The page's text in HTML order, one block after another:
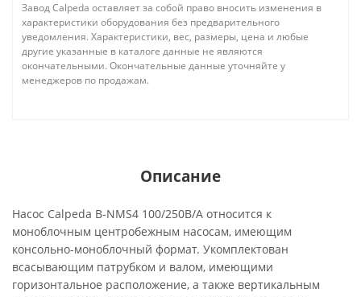
Завод Calpeda оставляет за собой право вносить изменения в
характеристики оборудования без предварительного
уведомления. Характеристики, вес, размеры, цена и любые
другие указанные в каталоге данные не являются
окончательными. Окончательные данные уточняйте у
менеджеров по продажам.
Описание
Насос Calpeda B-NMS4 100/250B/A относится к
моноблочным центробежным насосам, имеющим
консольно-моноблочный формат. Укомплектован
всасывающим патрубком и валом, имеющими
горизонтальное расположение, а также вертикальным